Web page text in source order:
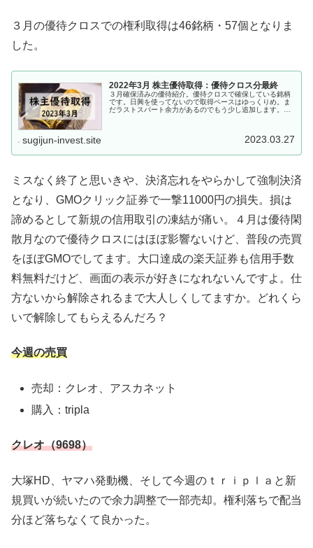
３月の優待クロスでの権利取得は46銘柄・57個となりま
した。
2022年3月 株主優待取得：優待クロス分最終
３月確保済みの優待紹介。優待クロスで確保している銘柄
です。日興を使ってないので取得ペースはゆっくりめ。ま
だラストスパート余力があるのでもう少し追加します。3
sugijun-invest.site 2023.03.27
ミスなく終了と思いきや、決済忘れをやらかして強制決済
となり、GMOクリック証券で一撃11000円の損失。損は
諦めるとして新規の信用取引の凍結が痛い。４月は優待閑
散月なので優待クロスにはほぼ影響ないけど、普段の売買
をほぼGMOでしてます。大口達成の楽天証券も信用手数
料無料だけど、画面の表示が好きになれないんですよ。仕
方ないから解除されるまで大人しくしてますか。どれくら
いで解除してもらえるんだろ？
今週の売買
売却：クレオ、アスカネット
購入：tripla
クレオ（9698）
大塚HD、ヤマハ発動機、そして今週のｔｒｉｐｌａと新
規買いが続いたので余力調整で一部売却。権利落ちで配当
分ほど落ちなくて良かった。